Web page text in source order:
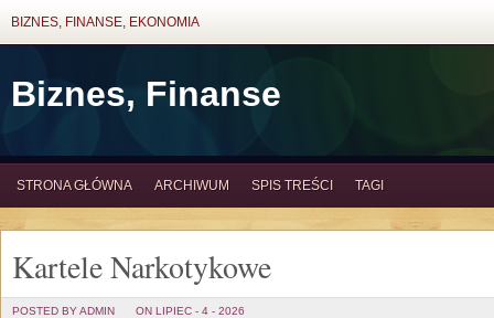
BIZNES, FINANSE, EKONOMIA
Biznes, Finanse
STRONA GŁÓWNA ARCHIWUM SPIS TREŚCI TAGI
Kartele Narkotykowe
POSTED BY ADMIN ON LIPIEC - 4 - 2026